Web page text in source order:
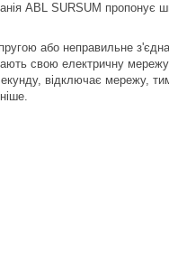
ABL SURSUM пропонує
або неправильне
свою електричну
відключає мережу,